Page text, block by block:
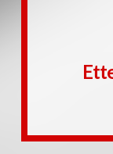
põhikooli